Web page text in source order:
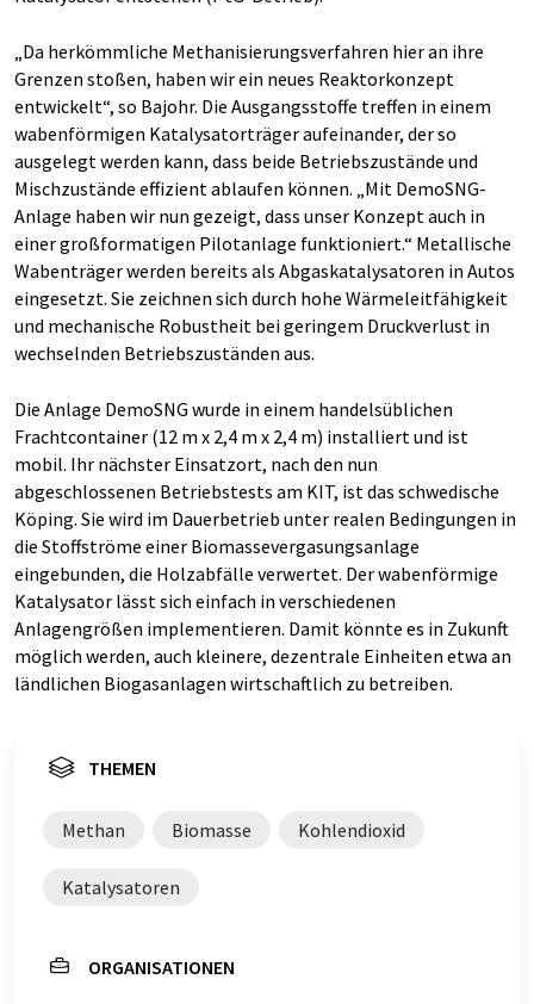
„Da herkömmliche Methanisierungsverfahren hier an ihre
Grenzen stoßen, haben wir ein neues Reaktorkonzept
entwickelt“, so Bajohr. Die Ausgangsstoffe treffen in einem
wabenförmigen Katalysatorträger aufeinander, der so
ausgelegt werden kann, dass beide Betriebszustände und
Mischzustände effizient ablaufen können. „Mit DemoSNG-
Anlage haben wir nun gezeigt, dass unser Konzept auch in
einer großformatigen Pilotanlage funktioniert.“ Metallische
Wabenträger werden bereits als Abgaskatalysatoren in Autos
eingesetzt. Sie zeichnen sich durch hohe Wärmeleitfähigkeit
und mechanische Robustheit bei geringem Druckverlust in
wechselnden Betriebszuständen aus.
Die Anlage DemoSNG wurde in einem handelsüblichen
Frachtcontainer (12 m x 2,4 m x 2,4 m) installiert und ist
mobil. Ihr nächster Einsatzort, nach den nun
abgeschlossenen Betriebstests am KIT, ist das schwedische
Köping. Sie wird im Dauerbetrieb unter realen Bedingungen in
die Stoffströme einer Biomassevergasungsanlage
eingebunden, die Holzabfälle verwertet. Der wabenförmige
Katalysator lässt sich einfach in verschiedenen
Anlagengrößen implementieren. Damit könnte es in Zukunft
möglich werden, auch kleinere, dezentrale Einheiten etwa an
ländlichen Biogasanlagen wirtschaftlich zu betreiben.
THEMEN
Methan Biomasse Kohlendioxid
Katalysatoren
ORGANISATIONEN